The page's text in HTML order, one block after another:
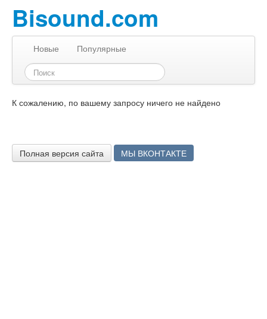
Bisound.com
Новые Популярные
К сожалению, по вашему запросу ничего не найдено
Полная версия сайта МЫ ВКОНТАКТЕ